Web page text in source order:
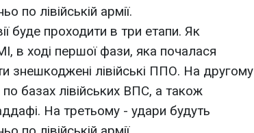
по лівійській армії.
буде проходити в три етапи. Як
в ході першої фази, яка почалася
знешкоджені лівійські ППО. На другому
базах лівійських ВПС, а також
На третьому - удари будуть